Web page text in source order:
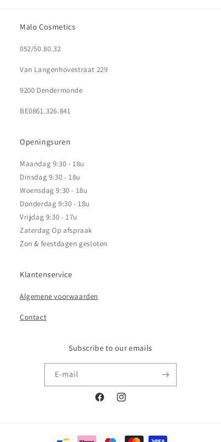
Malo Cosmetics
052/50.80.32
Van Langenhovestraat 229
9200 Dendermonde
BE0861.326.841
Openingsuren
Maandag 9:30 - 18u
Dinsdag 9:30 - 18u
Woensdag 9:30 - 18u
Donderdag 9:30 - 18u
Vrijdag 9:30 - 17u
Zaterdag Op afspraak
Zon & feestdagen gesloten
Klantenservice
Algemene voorwaarden
Contact
Subscribe to our emails
E‑mail
FacebookInstagram
Betaalmethoden